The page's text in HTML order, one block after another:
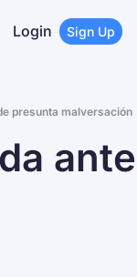
Login Sign Up
presunta malversación
ante